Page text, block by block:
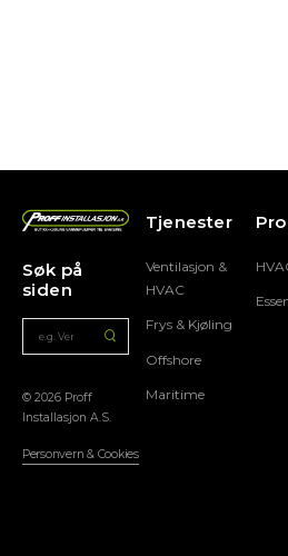
Søk på
siden
© 2026 Proff
Installasjon A.S.
Personvern & Cookies
Tjenester
Ventilasjon &
HVAC
Frys & Kjøling
Offshore
Maritime